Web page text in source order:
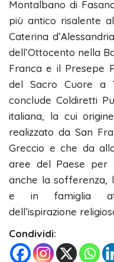
Montalbano di
più antico risalente
Caterina
dell’Ottocento nella
Franca e il Presepe
del Sacro Cuore a
conclude Coldiretti
italiana, la cui
realizzato da San
Greccio e che da
aree del Paese per
anche la sofferenza,
e in famiglia
dell’ispirazione
Condividi: